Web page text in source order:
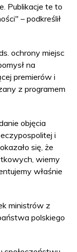
Publikacje te to
– podkreślił
ochrony miejsc
na
premierów i
z programem
objęcia
i
się, że
wiemy
właśnie
ministrów z
polskiego